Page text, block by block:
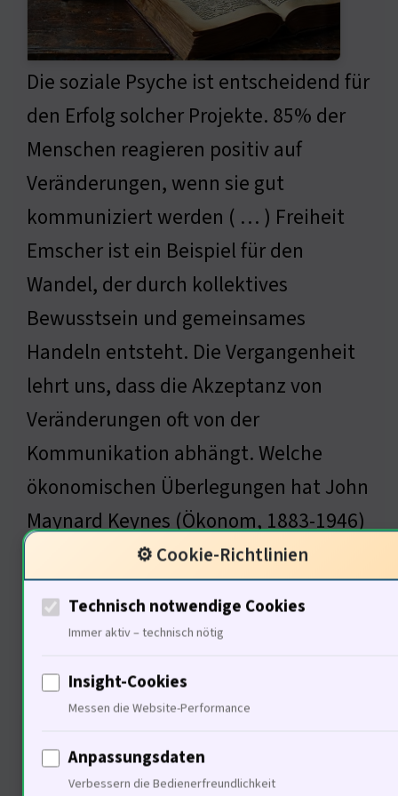
Die soziale Psyche ist entscheidend für
den Erfolg solcher Projekte. 85% der
Menschen reagieren positiv auf
Veränderungen, wenn sie gut
kommuniziert werden ( … ) Freiheit
Emscher ist ein Beispiel für den
Wandel, der durch kollektives
Bewusstsein und gemeinsames
Handeln entsteht. Die Vergangenheit
lehrt uns, dass die Akzeptanz von
Veränderungen oft von der
Kommunikation abhängt. Welche
ökonomischen Überlegungen hat John
Maynard Keynes (Ökonom, 1883-1946)
in diesem Kontext?
und Stadtentwicklung
⚙️ Cookie-Richtlinien
Technisch notwendige Cookies
Immer aktiv – technisch nötig
Insight-Cookies
Messen die Website-Performance
Anpassungsdaten
Verbessern die Bedienerfreundlichkeit